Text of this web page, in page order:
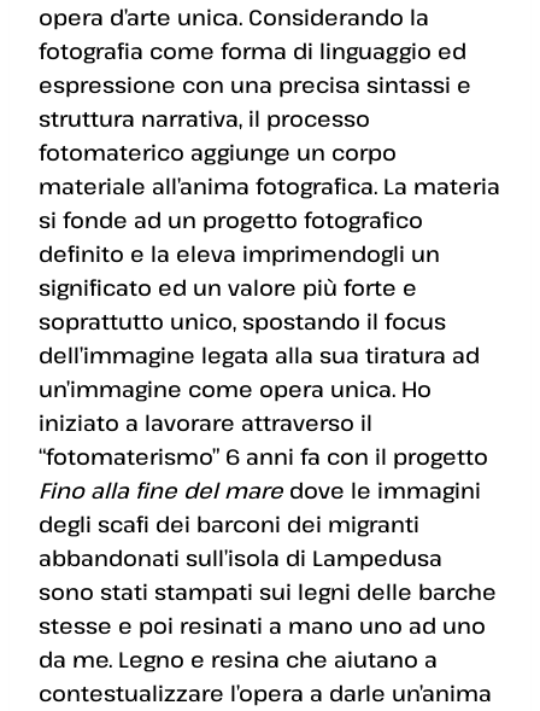
opera d’arte unica. Considerando la
fotografia come forma di linguaggio ed
espressione con una precisa sintassi e
struttura narrativa, il processo
fotomaterico aggiunge un corpo
materiale all’anima fotografica. La materia
si fonde ad un progetto fotografico
definito e la eleva imprimendogli un
significato ed un valore più forte e
soprattutto unico, spostando il focus
dell’immagine legata alla sua tiratura ad
un’immagine come opera unica. Ho
iniziato a lavorare attraverso il
“fotomaterismo” 6 anni fa con il progetto
Fino alla fine del mare dove le immagini
degli scafi dei barconi dei migranti
abbandonati sull’isola di Lampedusa
sono stati stampati sui legni delle barche
stesse e poi resinati a mano uno ad uno
da me. Legno e resina che aiutano a
contestualizzare l’opera a darle un’anima